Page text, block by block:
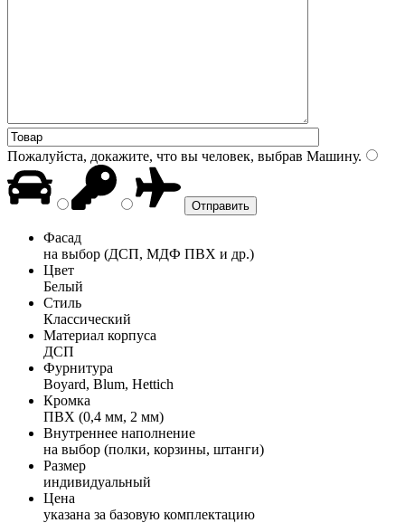
Пожалуйста, докажите, что вы человек, выбрав Машину.
Фасад
на выбор (ДСП, МДФ ПВХ и др.)
Цвет
Белый
Стиль
Классический
Материал корпуса
ДСП
Фурнитура
Boyard, Blum, Hettich
Кромка
ПВХ (0,4 мм, 2 мм)
Внутреннее наполнение
на выбор (полки, корзины, штанги)
Размер
индивидуальный
Цена
указана за базовую комплектацию